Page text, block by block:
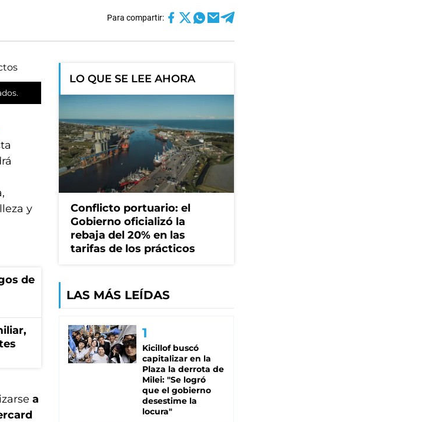
Para compartir:
y
de
a
LO QUE SE LEE AHORA
Conflicto portuario: el
Gobierno oficializó la
rebaja del 20% en las
tarifas de los prácticos
LAS MÁS LEÍDAS
Kicillof buscó
capitalizar en la
Plaza la derrota de
Milei: "Se logró
que el gobierno
desestime la
locura"